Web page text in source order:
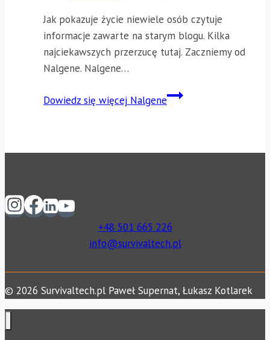
Jak pokazuje życie niewiele osób czytuje
informacje zawarte na starym blogu. Kilka
najciekawszych przerzucę tutaj. Zaczniemy od
Nalgene. Nalgene…
Dowiedz się więcej Nalgene
+48 501 665 226
info@survivaltech.pl
© 2026 Survivaltech.pl Paweł Supernat, Łukasz Kotlarek